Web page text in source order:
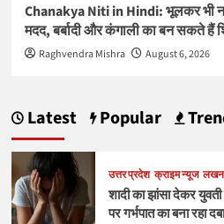
Chanakya Niti in Hindi: भूलकर भी न
मदद, बर्बादी और कंगाली का बन सकते हैं
Raghvendra Mishra August 6, 2026
Latest Popular
उत्तर प्रदेश क्राइम न्यूज
शादी का झांसा देकर युवती
पर गर्भपात का बना रहा